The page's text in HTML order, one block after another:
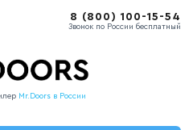
8 (800) 100-15-54
Звонок по России бесплатный
Mr.Doors в России